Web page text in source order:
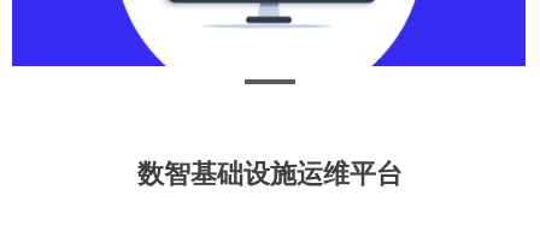
数智基础设施运维平台